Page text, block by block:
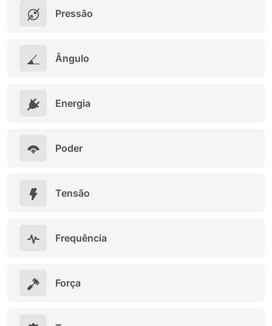
Pressão
Ângulo
Energia
Poder
Tensão
Frequência
Força